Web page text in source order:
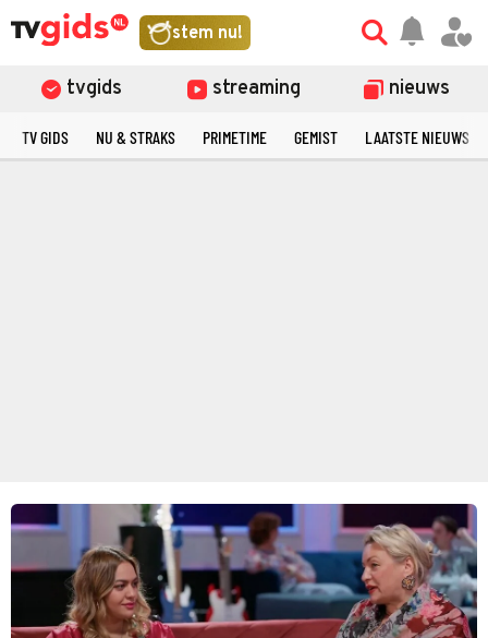
stem nu!
tvgids streaming nieuws
TV GIDS NU & STRAKS PRIMETIME GEMIST LAATSTE NIEUWS